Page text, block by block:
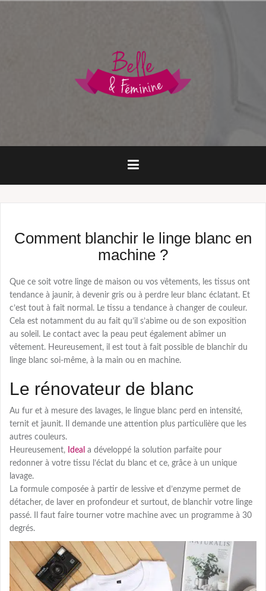
Comment blanchir le linge blanc en
machine ?
Que ce soit votre linge de maison ou vos vêtements, les tissus ont
tendance à jaunir, à devenir gris ou à perdre leur blanc éclatant. Et
c’est tout à fait normal. Le tissu a tendance à changer de couleur.
Cela est notamment du au fait qu’il s’abime ou de son exposition
au soleil. Le contact avec la peau peut également abîmer un
vêtement. Heureusement, il est tout à fait possible de blanchir du
linge blanc soi-même, à la main ou en machine.
Le rénovateur de blanc
Au fur et à mesure des lavages, le lingue blanc perd en intensité,
ternit et jaunit. Il demande une attention plus particulière que les
autres couleurs.
Heureusement, Ideal a développé la solution parfaite pour
redonner à votre tissu l’éclat du blanc et ce, grâce à un unique
lavage.
La formule composée à partir de lessive et d’enzyme permet de
détacher, de laver en profondeur et surtout, de blanchir votre linge
passé. Il faut faire tourner votre machine avec un programme à 30
degrés.